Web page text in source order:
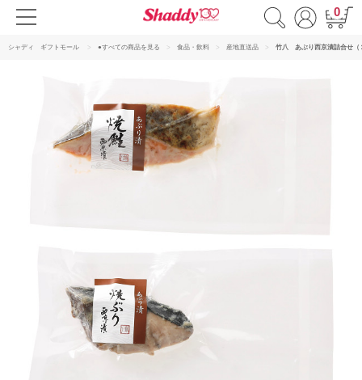
0
シャディ ギフトモール ●すべての商品を見る 食品・飲料 産地直送品 竹八 あぶり西京漬詰合せ（